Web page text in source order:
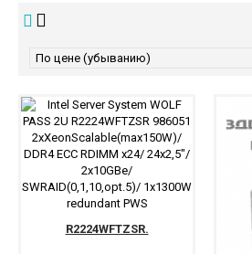
R2224WFTZSR.